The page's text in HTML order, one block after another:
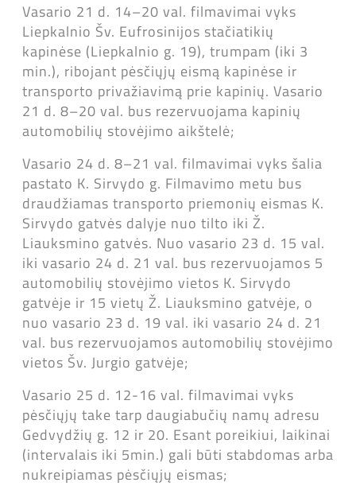
Vasario 21 d. 14–20 val. filmavimai vyks
Liepkalnio Šv. Eufrosinijos stačiatikių
kapinėse (Liepkalnio g. 19), trumpam (iki 3
min.), ribojant pėsčiųjų eismą kapinėse ir
transporto privažiavimą prie kapinių. Vasario
21 d. 8–20 val. bus rezervuojama kapinių
automobilių stovėjimo aikštelė;
Vasario 24 d. 8–21 val. filmavimai vyks šalia
pastato K. Sirvydo g. Filmavimo metu bus
draudžiamas transporto priemonių eismas K.
Sirvydo gatvės dalyje nuo tilto iki Ž.
Liauksmino gatvės. Nuo vasario 23 d. 15 val.
iki vasario 24 d. 21 val. bus rezervuojamos 5
automobilių stovėjimo vietos K. Sirvydo
gatvėje ir 15 vietų Ž. Liauksmino gatvėje, o
nuo vasario 23 d. 19 val. iki vasario 24 d. 21
val. bus rezervuojamos automobilių stovėjimo
vietos Šv. Jurgio gatvėje;
Vasario 25 d. 12-16 val. filmavimai vyks
pėsčiųjų take tarp daugiabučių namų adresu
Gedvydžių g. 12 ir 20. Esant poreikiui, laikinai
(intervalais iki 5min.) gali būti stabdomas arba
nukreipiamas pėsčiųjų eismas;